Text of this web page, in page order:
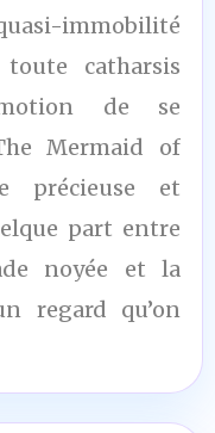
immobilité
catharsis
de se
Mermaid of
précieuse et
part entre
noyée et la
regard qu’on